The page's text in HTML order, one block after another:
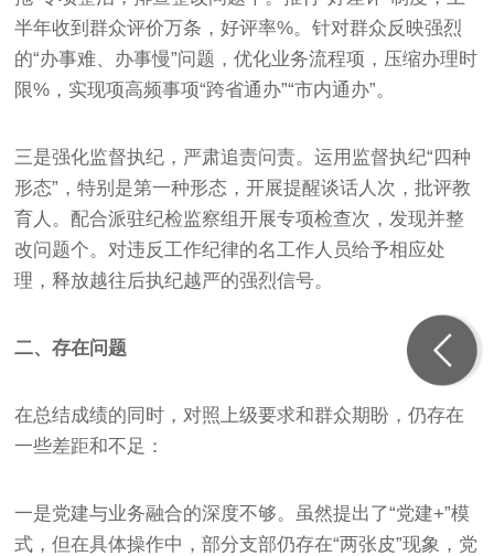
半年收到群众评价万条，好评率%。针对群众反映强烈
的“办事难、办事慢”问题，优化业务流程项，压缩办理时
限%，实现项高频事项“跨省通办”“市内通办”。
三是强化监督执纪，严肃追责问责。运用监督执纪“四种
形态”，特别是第一种形态，开展提醒谈话人次，批评教
育人。配合派驻纪检监察组开展专项检查次，发现并整
改问题个。对违反工作纪律的名工作人员给予相应处
理，释放越往后执纪越严的强烈信号。
二、存在问题
在总结成绩的同时，对照上级要求和群众期盼，仍存在
一些差距和不足：
一是党建与业务融合的深度不够。虽然提出了“党建+”模
式，但在具体操作中，部分支部仍存在“两张皮”现象，党